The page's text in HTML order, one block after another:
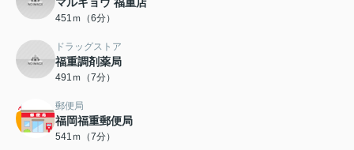
マルキョウ 福重店
451ｍ（6分）
ドラッグストア
福重調剤薬局
491ｍ（7分）
郵便局
福岡福重郵便局
541ｍ（7分）